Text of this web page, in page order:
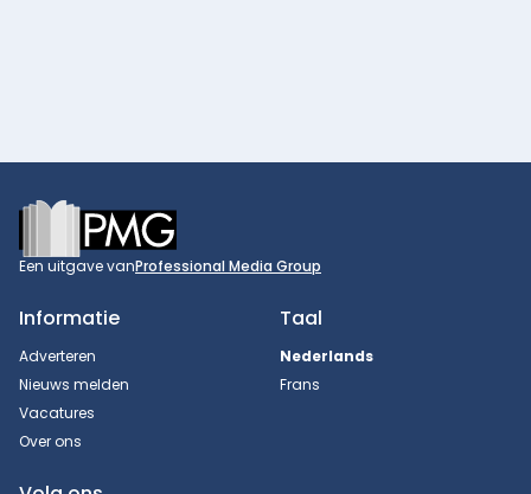
Footer
Een uitgave vanProfessional Media Group
Informatie
Adverteren
Nieuws melden
Vacatures
Over ons
Taal
Nederlands
Frans